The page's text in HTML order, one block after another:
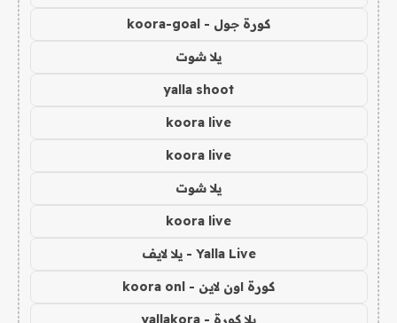
كورة جول - koora-goal
يلا شوت
yalla shoot
koora live
koora live
يلا شوت
koora live
Yalla Live - يلا لايف
كورة اون لاين - koora onl
يلا كورة - yallakora